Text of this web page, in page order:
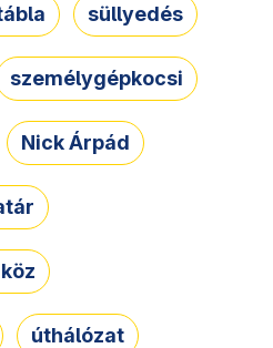
süllyedés
személygépkocsi
Nick Árpád
úthálózat